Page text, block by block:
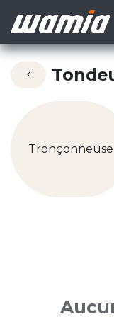
Tronçonneuse